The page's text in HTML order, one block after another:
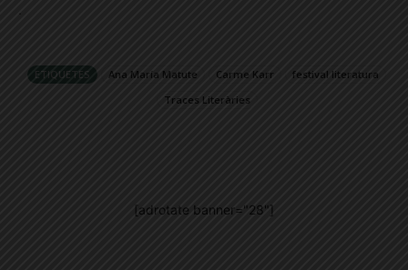
·
ETIQUETES Ana María Matute Carme Karr
festival literatura
Traces Literàries
[adrotate banner="28"]